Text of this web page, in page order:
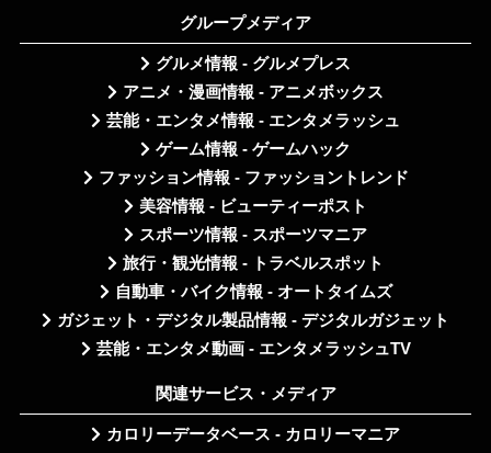
グループメディア
グルメ情報 - グルメプレス
アニメ・漫画情報 - アニメボックス
芸能・エンタメ情報 - エンタメラッシュ
ゲーム情報 - ゲームハック
ファッション情報 - ファッショントレンド
美容情報 - ビューティーポスト
スポーツ情報 - スポーツマニア
旅行・観光情報 - トラベルスポット
自動車・バイク情報 - オートタイムズ
ガジェット・デジタル製品情報 - デジタルガジェット
芸能・エンタメ動画 - エンタメラッシュTV
関連サービス・メディア
カロリーデータベース - カロリーマニア